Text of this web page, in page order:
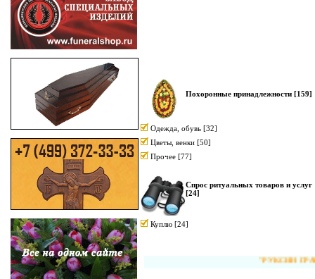
Похоронные принадлежности [159]
Одежда, обувь [32]
Цветы, венки [50]
Прочее [77]
Спрос ритуальных товаров и услуг
[24]
Куплю [24]
"РУКСИН ГРАНИТ" -